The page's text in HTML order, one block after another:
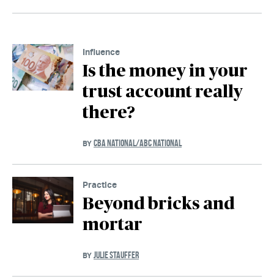
Influence
Is the money in your
trust account really
there?
BY CBA NATIONAL/ABC NATIONAL
Practice
Beyond bricks and
mortar
BY JULIE STAUFFER